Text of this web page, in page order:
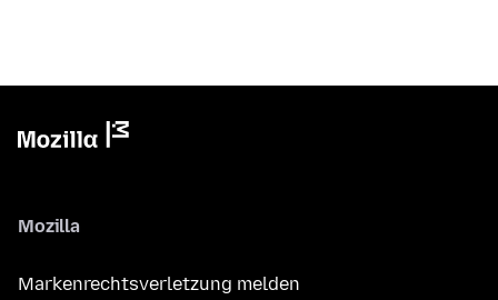
Mozilla
Markenrechtsverletzung melden